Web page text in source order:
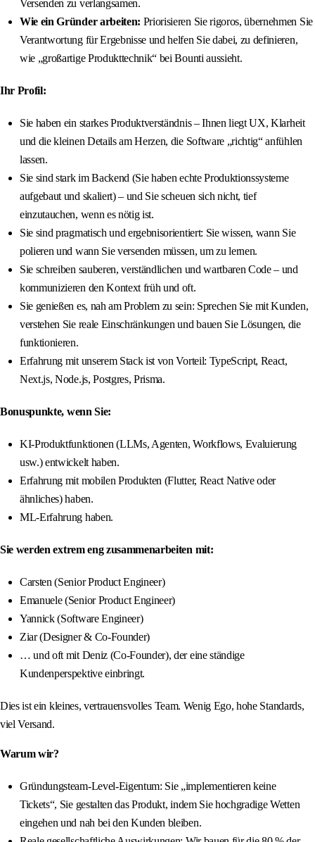
Versenden zu verlangsamen.
Wie ein Gründer arbeiten: Priorisieren Sie rigoros, übernehmen Sie
Verantwortung für Ergebnisse und helfen Sie dabei, zu definieren,
wie „großartige Produkttechnik“ bei Bounti aussieht.
Ihr Profil:
Sie haben ein starkes Produktverständnis – Ihnen liegt UX, Klarheit
und die kleinen Details am Herzen, die Software „richtig“ anfühlen
lassen.
Sie sind stark im Backend (Sie haben echte Produktionssysteme
aufgebaut und skaliert) – und Sie scheuen sich nicht, tief
einzutauchen, wenn es nötig ist.
Sie sind pragmatisch und ergebnisorientiert: Sie wissen, wann Sie
polieren und wann Sie versenden müssen, um zu lernen.
Sie schreiben sauberen, verständlichen und wartbaren Code – und
kommunizieren den Kontext früh und oft.
Sie genießen es, nah am Problem zu sein: Sprechen Sie mit Kunden,
verstehen Sie reale Einschränkungen und bauen Sie Lösungen, die
funktionieren.
Erfahrung mit unserem Stack ist von Vorteil: TypeScript, React,
Next.js, Node.js, Postgres, Prisma.
Bonuspunkte, wenn Sie:
KI-Produktfunktionen (LLMs, Agenten, Workflows, Evaluierung
usw.) entwickelt haben.
Erfahrung mit mobilen Produkten (Flutter, React Native oder
ähnliches) haben.
ML-Erfahrung haben.
Sie werden extrem eng zusammenarbeiten mit:
Carsten (Senior Product Engineer)
Emanuele (Senior Product Engineer)
Yannick (Software Engineer)
Ziar (Designer & Co-Founder)
… und oft mit Deniz (Co-Founder), der eine ständige
Kundenperspektive einbringt.
Dies ist ein kleines, vertrauensvolles Team. Wenig Ego, hohe Standards,
viel Versand.
Warum wir?
Gründungsteam-Level-Eigentum: Sie „implementieren keine
Tickets“, Sie gestalten das Produkt, indem Sie hochgradige Wetten
eingehen und nah bei den Kunden bleiben.